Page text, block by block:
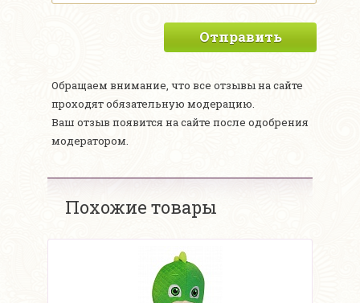
Отправить
Обращаем внимание, что все отзывы на сайте
проходят обязательную модерацию.
Ваш отзыв появится на сайте после одобрения
модератором.
Похожие товары